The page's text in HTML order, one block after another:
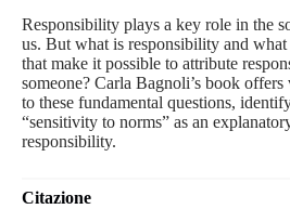
Responsibility plays a key role in the
us. But what is responsibility and what
that make it possible to attribute
someone? Carla Bagnoli’s book offers
to these fundamental questions,
“sensitivity to norms” as an
responsibility.
Citazione